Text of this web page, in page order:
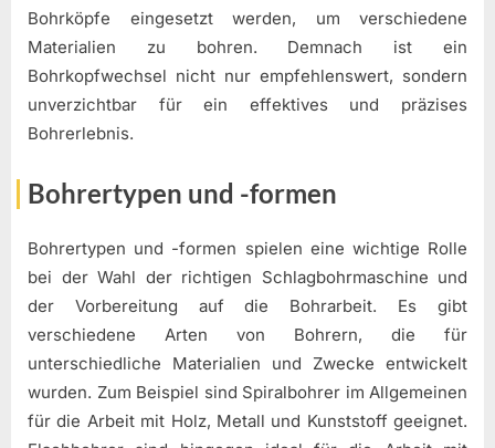
Bohrköpfe eingesetzt werden, um verschiedene
Materialien zu bohren. Demnach ist ein
Bohrkopfwechsel nicht nur empfehlenswert, sondern
unverzichtbar für ein effektives und präzises
Bohrerlebnis.
Bohrertypen und -formen
Bohrertypen und -formen spielen eine wichtige Rolle
bei der Wahl der richtigen Schlagbohrmaschine und
der Vorbereitung auf die Bohrarbeit. Es gibt
verschiedene Arten von Bohrern, die für
unterschiedliche Materialien und Zwecke entwickelt
wurden. Zum Beispiel sind Spiralbohrer im Allgemeinen
für die Arbeit mit Holz, Metall und Kunststoff geeignet.